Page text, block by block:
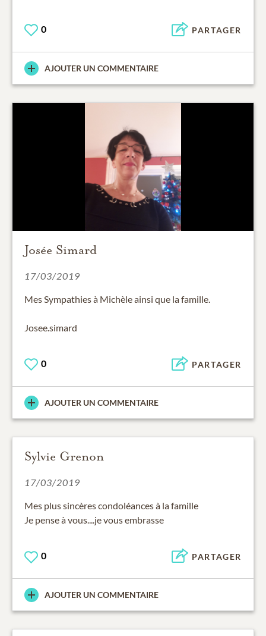
0 PARTAGER
AJOUTER UN COMMENTAIRE
Josée Simard
17/03/2019
Mes Sympathies à Michèle ainsi que la famille.
Josee.simard
0 PARTAGER
AJOUTER UN COMMENTAIRE
Sylvie Grenon
17/03/2019
Mes plus sincères condoléances à la famille
Je pense à vous....je vous embrasse
0 PARTAGER
AJOUTER UN COMMENTAIRE